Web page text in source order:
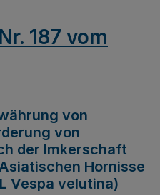
187 vom
von
von
der Imkerschaft
Hornisse
Vespa velutina)